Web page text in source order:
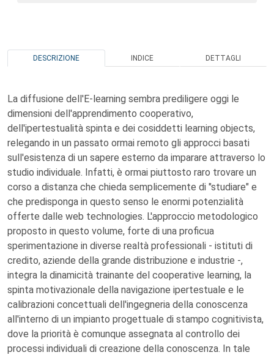
DESCRIZIONE INDICE DETTAGLI
La diffusione dell'E-learning sembra prediligere oggi le
dimensioni dell'apprendimento cooperativo,
dell'ipertestualità spinta e dei cosiddetti learning objects,
relegando in un passato ormai remoto gli approcci basati
sull'esistenza di un sapere esterno da imparare attraverso lo
studio individuale. Infatti, è ormai piuttosto raro trovare un
corso a distanza che chieda semplicemente di "studiare" e
che predisponga in questo senso le enormi potenzialità
offerte dalle web technologies. L'approccio metodologico
proposto in questo volume, forte di una proficua
sperimentazione in diverse realtà professionali - istituti di
credito, aziende della grande distribuzione e industrie -,
integra la dinamicità trainante del cooperative learning, la
spinta motivazionale della navigazione ipertestuale e le
calibrazioni concettuali dell'ingegneria della conoscenza
all'interno di un impianto progettuale di stampo cognitivista,
dove la priorità è comunque assegnata al controllo dei
processi individuali di creazione della conoscenza. In tale